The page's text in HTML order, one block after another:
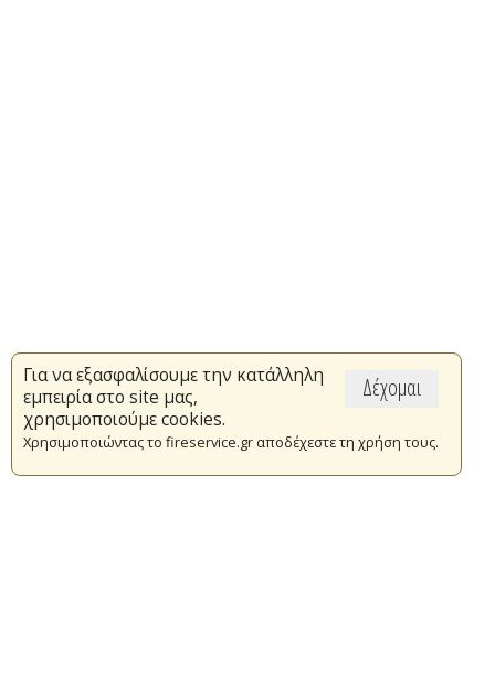
Δέχομαι
Για να εξασφαλίσουμε την κατάλληλη
εμπειρία στο site μας,
χρησιμοποιούμε cookies.
Χρησιμοποιώντας το fireservice.gr αποδέχεστε τη χρήση τους.